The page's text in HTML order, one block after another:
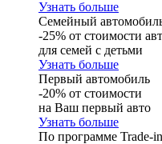
Узнать больше
Семейный
-25% от стоимости
для семей с детьми
Узнать больше
Первый автомобиль
-20% от стоимости
на Ваш первый авто
Узнать больше
По программе Trade-in